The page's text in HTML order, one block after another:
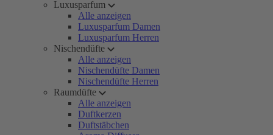
Luxusparfum
Alle anzeigen
Luxusparfum Damen
Luxusparfum Herren
Nischendüfte
Alle anzeigen
Nischendüfte Damen
Nischendüfte Herren
Raumdüfte
Alle anzeigen
Duftkerzen
Duftstäbchen